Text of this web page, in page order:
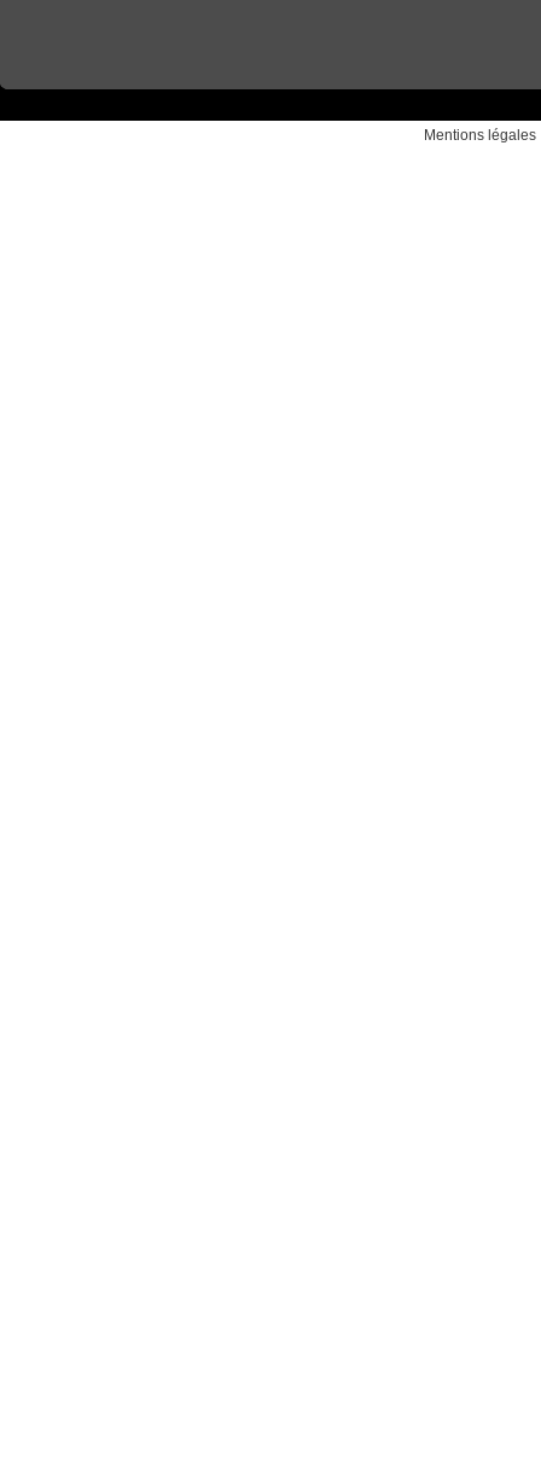
Mentions légales